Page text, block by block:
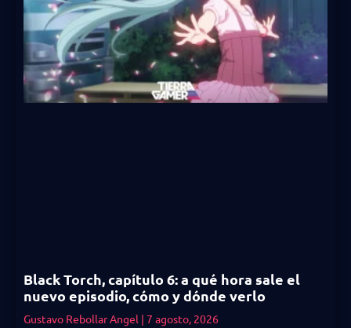
Black Torch, capítulo 6: a qué hora sale el
nuevo episodio, cómo y dónde verlo
Gustavo Rebollar Angel 7 agosto, 2026